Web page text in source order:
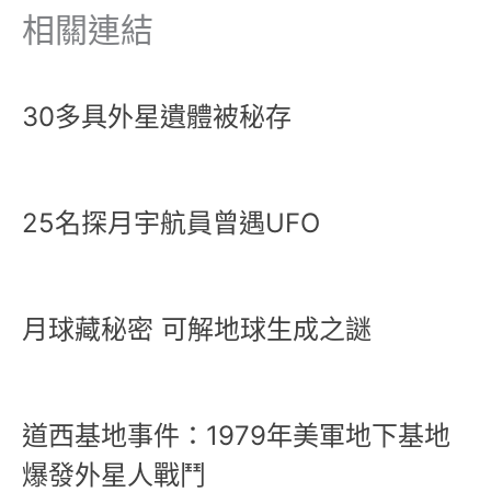
相關連結
30多具外星遺體被秘存
25名探月宇航員曾遇UFO
月球藏秘密 可解地球生成之謎
道西基地事件：1979年美軍地下基地
爆發外星人戰鬥